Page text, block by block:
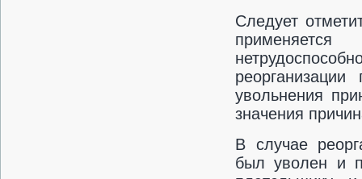
Следует
увольнения
значения
В случае
был уволен и